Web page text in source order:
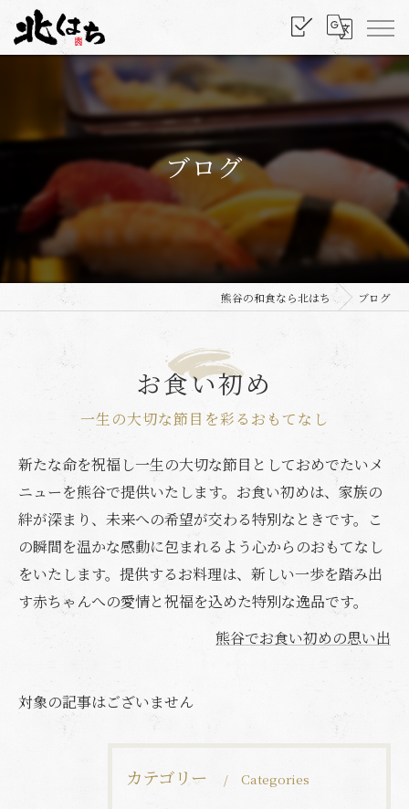
ブログ
熊谷の和食なら北はち ブログ
お食い初め
一生の大切な節目を彩るおもてなし
新たな命を祝福し一生の大切な節目としておめでたいメ
ニューを熊谷で提供いたします。お食い初めは、家族の
絆が深まり、未来への希望が交わる特別なときです。こ
の瞬間を温かな感動に包まれるよう心からのおもてなし
をいたします。提供するお料理は、新しい一歩を踏み出
す赤ちゃんへの愛情と祝福を込めた特別な逸品です。
熊谷でお食い初めの思い出
対象の記事はございません
カテゴリー Categories